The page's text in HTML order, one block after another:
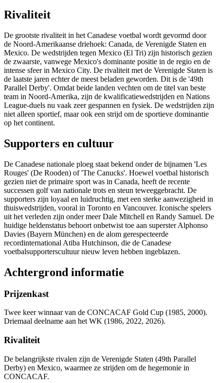
Rivaliteit
De grootste rivaliteit in het Canadese voetbal wordt gevormd door
de Noord-Amerikaanse driehoek: Canada, de Verenigde Staten en
Mexico. De wedstrijden tegen Mexico (El Tri) zijn historisch gezien
de zwaarste, vanwege Mexico's dominante positie in de regio en de
intense sfeer in Mexico City. De rivaliteit met de Verenigde Staten is
de laatste jaren echter de meest beladen geworden. Dit is de '49th
Parallel Derby'. Omdat beide landen vechten om de titel van beste
team in Noord-Amerika, zijn de kwalificatiewedstrijden en Nations
League-duels nu vaak zeer gespannen en fysiek. De wedstrijden zijn
niet alleen sportief, maar ook een strijd om de sportieve dominantie
op het continent.
Supporters en cultuur
De Canadese nationale ploeg staat bekend onder de bijnamen 'Les
Rouges' (De Rooden) of 'The Canucks'. Hoewel voetbal historisch
gezien niet de primaire sport was in Canada, heeft de recente
successen golf van nationale trots en steun teweeggebracht. De
supporters zijn loyaal en luidruchtig, met een sterke aanwezigheid in
thuiswedstrijden, vooral in Toronto en Vancouver. Iconische spelers
uit het verleden zijn onder meer Dale Mitchell en Randy Samuel. De
huidige heldenstatus behoort onbetwist toe aan superster Alphonso
Davies (Bayern München) en de alom gerespecteerde
recordinternational Atiba Hutchinson, die de Canadese
voetbalsupporterscultuur nieuw leven hebben ingeblazen.
Achtergrond informatie
Prijzenkast
Twee keer winnaar van de CONCACAF Gold Cup (1985, 2000).
Driemaal deelname aan het WK (1986, 2022, 2026).
Rivaliteit
De belangrijkste rivalen zijn de Verenigde Staten (49th Parallel
Derby) en Mexico, waarmee ze strijden om de hegemonie in
CONCACAF.